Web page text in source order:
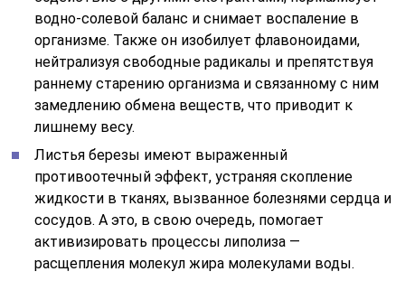
водно-солевой баланс и снимает воспаление в
организме. Также он изобилует флавоноидами,
нейтрализуя свободные радикалы и препятствуя
раннему старению организма и связанному с ним
замедлению обмена веществ, что приводит к
лишнему весу.
Листья березы имеют выраженный
противоотечный эффект, устраняя скопление
жидкости в тканях, вызванное болезнями сердца и
сосудов. А это, в свою очередь, помогает
активизировать процессы липолиза —
расщепления молекул жира молекулами воды.